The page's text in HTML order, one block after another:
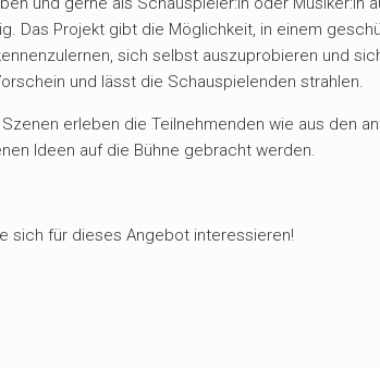
Das Projekt gibt die Möglichkeit, in einem
sich selbst auszuprobieren und
und lässt die Schauspielenden strahlen.
erleben die Teilnehmenden wie aus den
Ideen auf die Bühne gebracht werden.
sich für dieses Angebot interessieren!